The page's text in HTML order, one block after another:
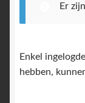
Er
Enkel
hebben,